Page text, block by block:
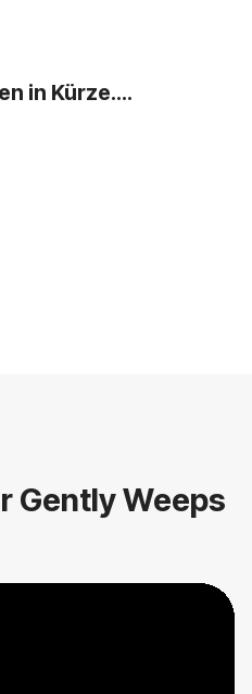
in Kürze....
Gently Weeps